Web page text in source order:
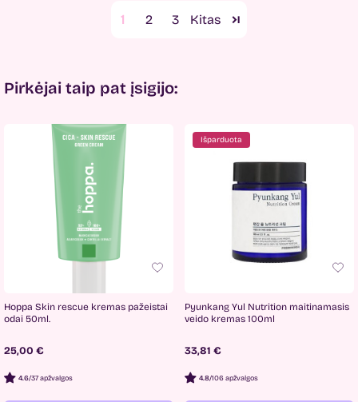
1 2 3
Pirkėjai taip pat įsigijo:
Hoppa Skin rescue kremas pažeistai
odai 50ml.
25,00 €
4.6/37 apžvalgos
Išparduota
Pyunkang Yul Nutrition maitinamasis
veido kremas 100ml
33,81 €
4.8/106 apžvalgos